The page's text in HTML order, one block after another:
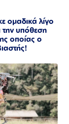
ομαδικά λίγο
την υπόθεση
οποίας ο